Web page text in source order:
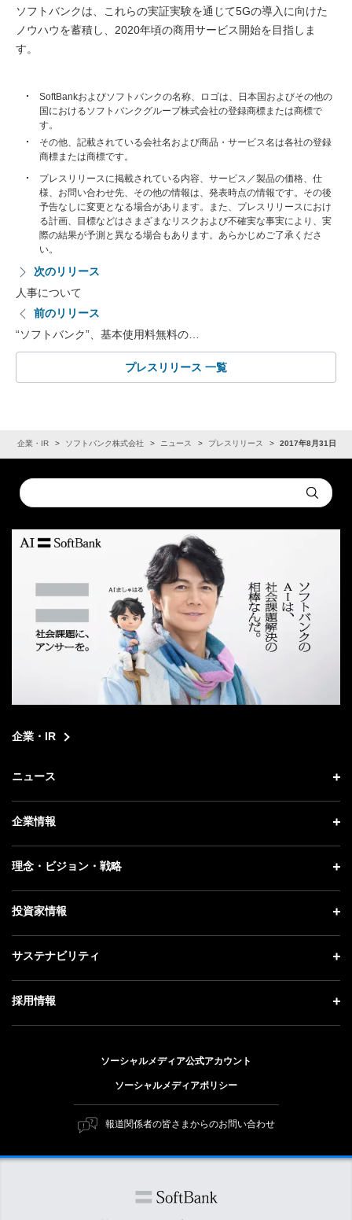
ソフトバンクは、これらの実証実験を通じて5Gの導入に向けた
ノウハウを蓄積し、2020年頃の商用サービス開始を目指しま
す。
SoftBankおよびソフトバンクの名称、ロゴは、日本国およびその他の
国におけるソフトバンクグループ株式会社の登録商標または商標で
す。
その他、記載されている会社名および商品・サービス名は各社の登録
商標または商標です。
プレスリリースに掲載されている内容、サービス／製品の価格、仕
様、お問い合わせ先、その他の情報は、発表時点の情報です。その後
予告なしに変更となる場合があります。また、プレスリリースにおけ
る計画、目標などはさまざまなリスクおよび不確実な事実により、実
際の結果が予測と異なる場合もあります。あらかじめご了承くださ
い。
次のリリース
人事について
前のリリース
“ソフトバンク”、基本使用料無料の…
プレスリリース 一覧
企業・IR ソフトバンク株式会社 ニュース プレスリリース 2017年8月31日
Conduct
a
Submit
企業・IR
ニュース
ニュース トップ
プレスリリース
更新情報
企業情報
企業情報 トップ
社長メッセージ
事業紹介
理念・ビジョン・戦略
理念・ビジョン・戦略 トップ
成長戦略「Activate AI for Society」
人材戦略
投資家情報
投資家情報 トップ
経営方針
サステナビリティ
サステナビリティ トップ
トップメッセージ
ESG方針・体制
マテリアリティ（重要課題）
ESGの主な取り組み
採用情報
キャリア採用
障がい者採用
ソーシャルメディア公式アカウント
ソーシャルメディアポリシー
報道関係者の皆さまからのお問い合わせ